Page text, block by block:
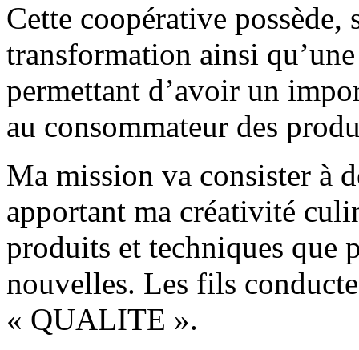
Cette coopérative possède,
transformation ainsi
permettant d’avoir un
au consommateur des
Ma mission va consister à
apportant ma créativité
produits et techniques que
nouvelles. Les fils
« QUALITE ».